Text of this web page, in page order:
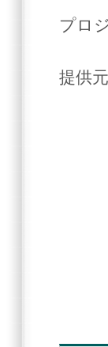
プロ
提供元